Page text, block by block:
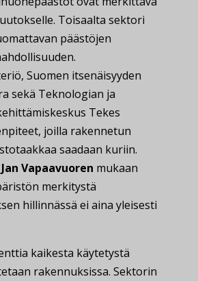
Toisaalta sektori
päästöjen
Suomen itsenäisyyden
sekä Teknologian ja
Tekes
joilla rakennetun
saadaan kuriin.
Jan Vapaavuoren mukaan
merkitystä
hillinnässä ei aina yleisesti
kaikesta käytetystä
rakennuksissa. Sektorin